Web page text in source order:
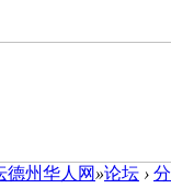
德州华人网 »论坛 ›